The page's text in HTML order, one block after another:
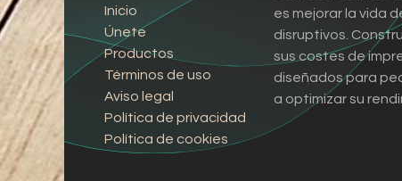
Inicio
Únete
Productos
Términos de uso
Aviso legal
Política de privacidad
Política de cookies
es mejorar la vida
disruptivos.
sus costes de
diseñados para
a optimizar su